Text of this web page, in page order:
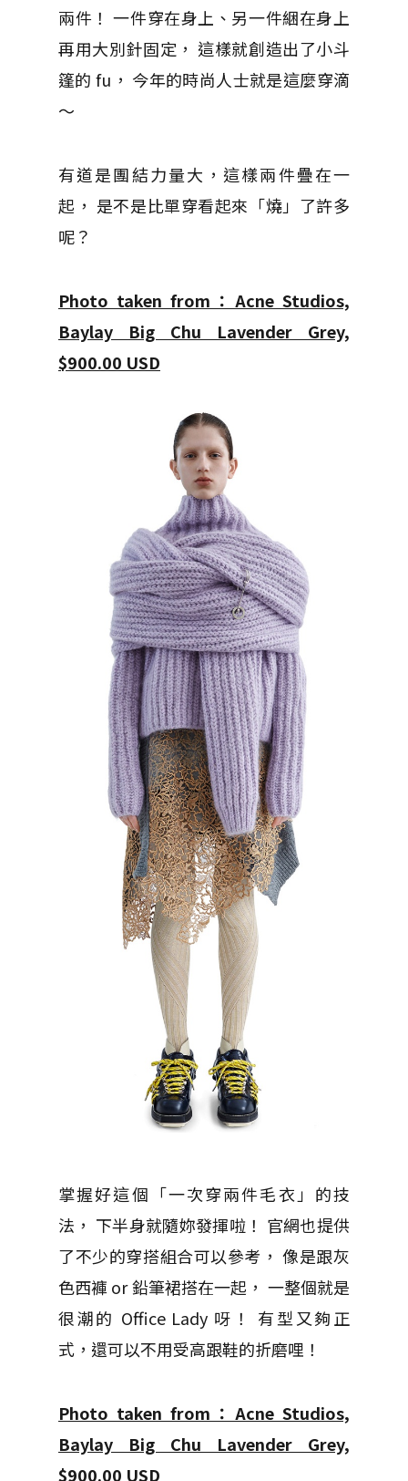
兩件！ 一件穿在身上、另一件綑在身上
再用大別針固定， 這樣就創造出了小斗
篷的 fu， 今年的時尚人士就是這麼穿滴
～
有道是團結力量大，這樣兩件疊在一
起， 是不是比單穿看起來「燒」了許多
呢？
Photo taken from：Acne Studios,
Baylay Big Chu Lavender Grey,
$900.00 USD
掌握好這個「一次穿兩件毛衣」的技
法， 下半身就隨妳發揮啦！ 官網也提供
了不少的穿搭組合可以參考， 像是跟灰
色西褲 or 鉛筆裙搭在一起， 一整個就是
很潮的 Office Lady 呀！ 有型又夠正
式，還可以不用受高跟鞋的折磨哩！
Photo taken from：Acne Studios,
Baylay Big Chu Lavender Grey,
$900.00 USD